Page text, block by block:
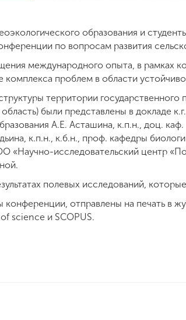
образования и
по вопросам развития
международного опыта, в рамках
проблем в области
территории государственного
были представлены в докладе
А.Е. Асташина, к.п.н., доц.
к.п.н., к.б.н., проф. кафедры
«Научно-исследовательский центр
полевых исследований,
конференции, отправлены на печать в
science и SCOPUS.